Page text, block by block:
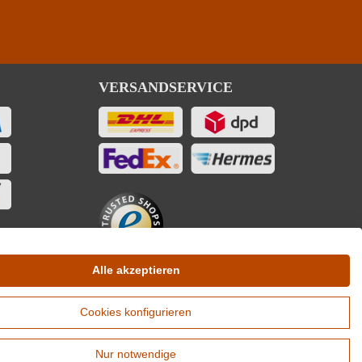
Mengen von Fett, gesättigten Fettsäuren, Eiweiß und Salz
VERSANDSERVICE
Alle akzeptieren
Cookies konfigurieren
Nur notwendige